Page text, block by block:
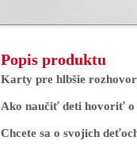
Popis produktu
Karty pre hlbšie
Ako naučiť deti hovoriť o
Chcete sa o svojich